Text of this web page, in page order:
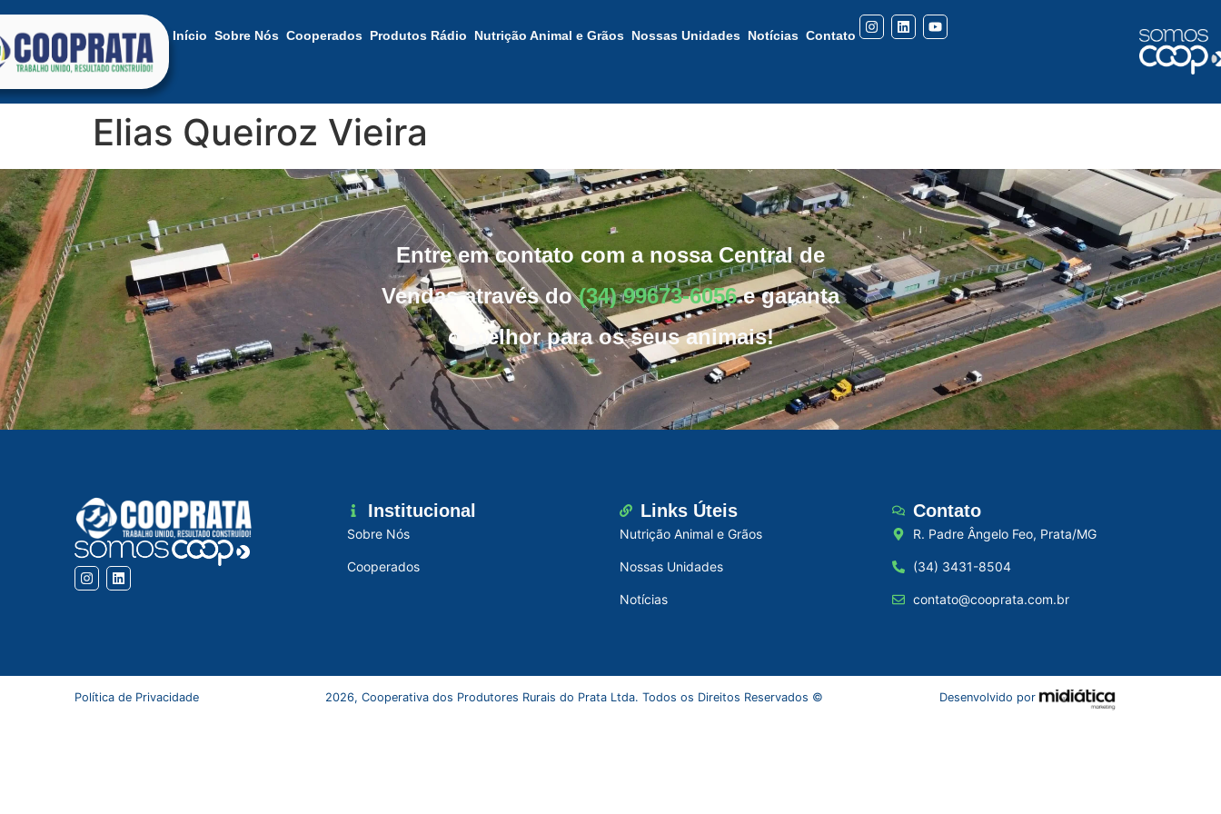
Início Sobre Nós Cooperados Produtos Rádio Nutrição Animal e Grãos Nossas Unidades Notícias Contato
Elias Queiroz Vieira
Entre em contato com a nossa Central de
Vendas através do (34) 99673-6056 e garanta
o melhor para os seus animais!
Institucional
Sobre Nós
Cooperados
Links Úteis
Nutrição Animal e Grãos
Nossas Unidades
Notícias
Contato
R. Padre Ângelo Feo, Prata/MG
(34) 3431-8504
contato@cooprata.com.br
Política de Privacidade 2026, Cooperativa dos Produtores Rurais do Prata Ltda. Todos os Direitos Reservados © Desenvolvido por